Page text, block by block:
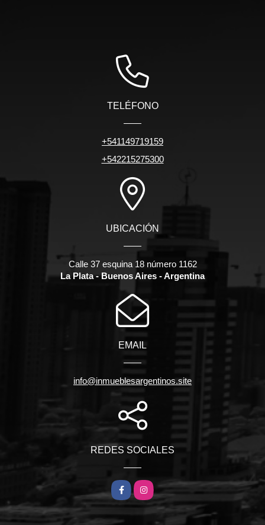
TELÉFONO
+541149719159
+542215275300
UBICACIÓN
Calle 37 esquina 18 número 1162
La Plata - Buenos Aires - Argentina
EMAIL
info@inmueblesargentinos.site
REDES SOCIALES
FacebookInstagram